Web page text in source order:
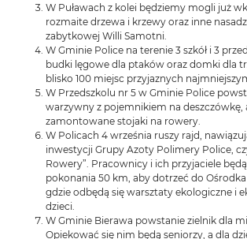
W Puławach z kolei będziemy mogli już
rozmaite drzewa i krzewy oraz inne
zabytkowej Willi Samotni.
W Gminie Police na terenie 3 szkół i 3
budki lęgowe dla ptaków oraz domki dla
blisko 100 miejsc przyjaznych
W Przedszkolu nr 5 w Gminie Police
warzywny z pojemnikiem na deszczówkę,
zamontowane stojaki na rowery.
W Policach 4 września ruszy rajd,
inwestycji Grupy Azoty Polimery Police,
Rowery”. Pracownicy i ich przyjaciele
pokonania 50 km, aby dotrzeć do Ośrodka
gdzie odbędą się warsztaty ekologiczne i
dzieci.
W Gminie Bierawa powstanie zielnik dla
Opiekować się nim będą seniorzy, a dla